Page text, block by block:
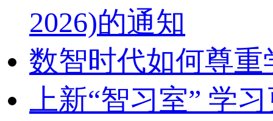
2026)的通知
数智时代如何尊重
上新“智习室” 学